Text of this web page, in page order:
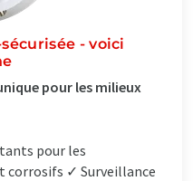
- voici
pour les milieux
pour les
corrosifs ✓ Surveillance